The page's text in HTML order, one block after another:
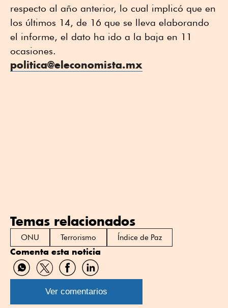
respecto al año anterior, lo cual implicó que en
los últimos 14, de 16 que se lleva elaborando
el informe, el dato ha ido a la baja en 11
ocasiones.
politica@eleconomista.mx
Temas relacionados
ONU Terrorismo Índice de Paz
Comenta esta noticia
Compartir
por
WhatsApp
Compartir
por
Twitter
Compartir
por
Facebook
Compartir
por
Linkedin
Ver comentarios